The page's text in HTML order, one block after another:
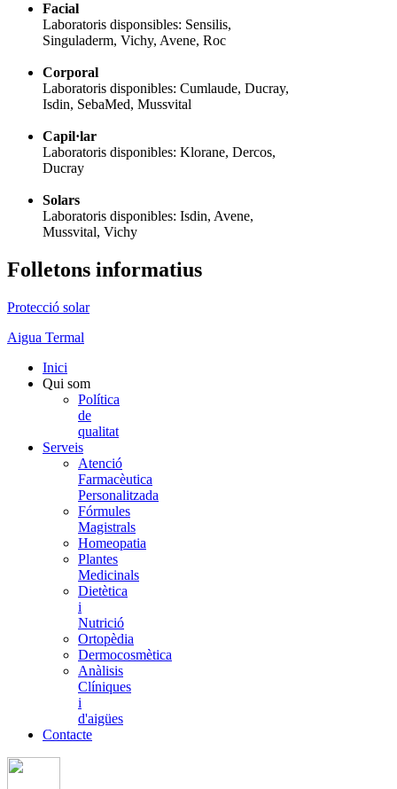
Facial
Laboratoris disponsibles: Sensilis,
Singuladerm, Vichy, Avene, Roc
Corporal
Laboratoris disponibles: Cumlaude, Ducray,
Isdin, SebaMed, Mussvital
Capil·lar
Laboratoris disponibles: Klorane, Dercos,
Ducray
Solars
Laboratoris disponibles: Isdin, Avene,
Mussvital, Vichy
Folletons informatius
Protecció solar
Aigua Termal
Inici
Qui som
Política
de
qualitat
Serveis
Atenció
Farmacèutica
Personalitzada
Fórmules
Magistrals
Homeopatia
Plantes
Medicinals
Dietètica
i
Nutrició
Ortopèdia
Dermocosmètica
Anàlisis
Clíniques
i
d'aigües
Contacte